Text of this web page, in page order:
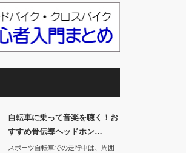
自転車に乗って音楽を聴く！お
すすめ骨伝導ヘッドホン…
スポーツ自転車での走行中は、周囲